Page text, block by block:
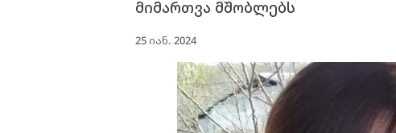
მიმართვა მშობლებს
25 იან. 2024